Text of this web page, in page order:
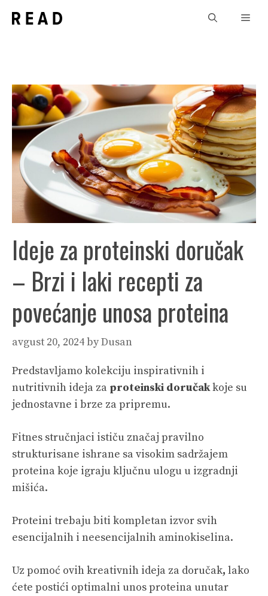
Ideje za proteinski doručak
– Brzi i laki recepti za
povećanje unosa proteina
avgust 20, 2024byDusan
Predstavljamo kolekciju inspirativnih i
nutritivnih ideja za proteinski doručakkoje su
jednostavne i brze za pripremu.
Fitnes stručnjaci ističu značaj pravilno
strukturisane ishrane sa visokim sadržajem
proteina koje igraju ključnu ulogu u izgradnji
mišića.
Proteini trebaju biti kompletan izvor svih
esencijalnih i neesencijalnih aminokiselina.
Uz pomoć ovih kreativnih ideja za doručak, lako
ćete postići optimalni unos proteina unutar